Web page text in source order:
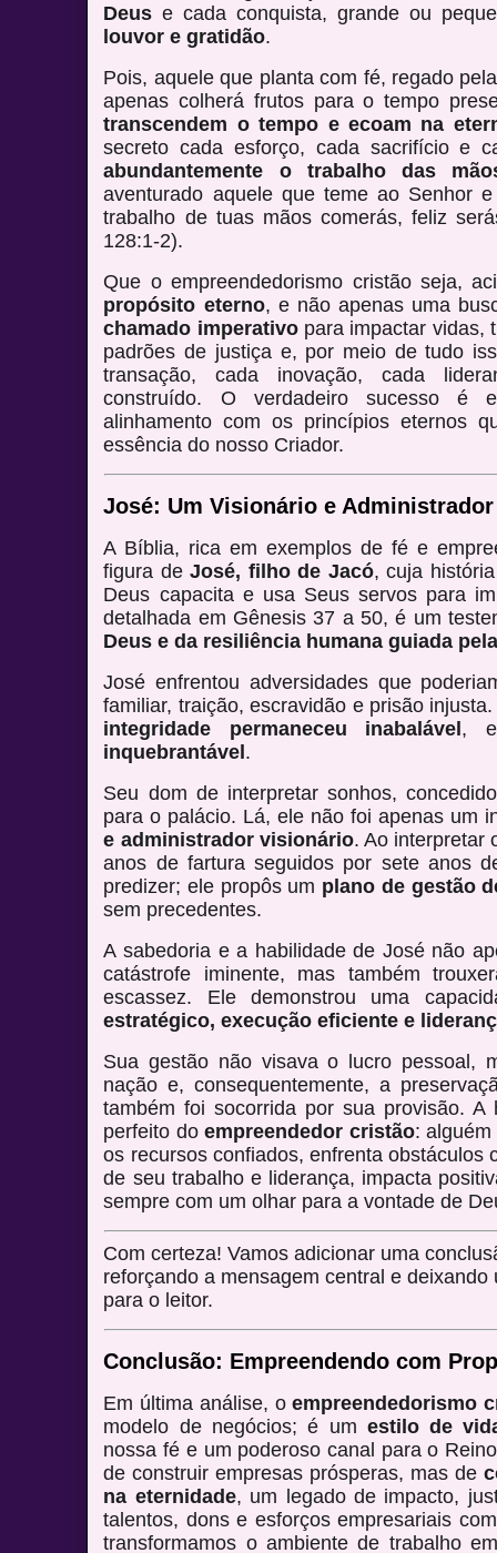
Deus e cada conquista, grande ou
louvor e gratidão.
Pois, aquele que planta com fé, regado
apenas colherá frutos para o tempo
transcendem o tempo e ecoam na
secreto cada esforço, cada sacrifício e
abundantemente o trabalho das
aventurado aquele que teme ao Senhor
trabalho de tuas mãos comerás, feliz
128:1-2).
Que o empreendedorismo cristão seja,
propósito eterno, e não apenas uma
chamado imperativopara impactar vidas,
padrões de justiça e, por meio de tudo
transação, cada inovação, cada
construído. O verdadeiro sucesso é
alinhamento com os princípios eternos
essência do nosso Criador.
José: Um Visionário e
A Bíblia, rica em exemplos de fé e
figura deJosé, filho de Jacó, cuja
Deus capacita e usa Seus servos para
detalhada em Gênesis 37 a 50, é um
Deus e da resiliência humana guiada
José enfrentou adversidades que
familiar, traição, escravidão e prisão
integridade permaneceu inabalável,
inquebrantável.
Seu dom de interpretar sonhos,
para o palácio. Lá, ele não foi apenas um
e administrador visionário. Ao interpretar
anos de fartura seguidos por sete anos
predizer; ele propôs um plano de gestão
sem precedentes.
A sabedoria e a habilidade de José não
catástrofe iminente, mas também
escassez. Ele demonstrou uma
estratégico, execução eficiente e
Sua gestão não visava o lucro pessoal,
nação e, consequentemente, a
também foi socorrida por sua provisão.
perfeito doempreendedor cristão: alguém
os recursos confiados, enfrenta obstáculos
de seu trabalho e liderança, impacta
sempre com um olhar para a vontade de
Com certeza! Vamos adicionar uma
reforçando a mensagem central e
para o leitor.
Conclusão: Empreendendo com
Em última análise, oempreendedorismo
modelo de negócios; é um estilo de
nossa fé e um poderoso canal para o
de construir empresas prósperas, mas de
na eternidade, um legado de impacto,
talentos, dons e esforços empresariais
transformamos o ambiente de trabalho